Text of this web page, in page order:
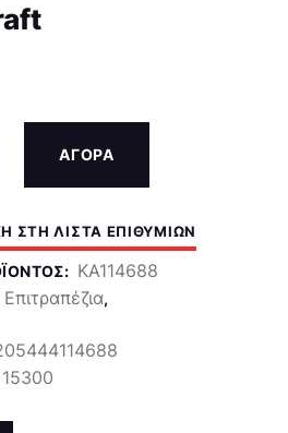
ΑΓΟΡΑ
ΣΤΗ ΛΊΣΤΑ ΕΠΙΘΥΜΙΏΝ
KA114688
Επιτραπέζια,
15300